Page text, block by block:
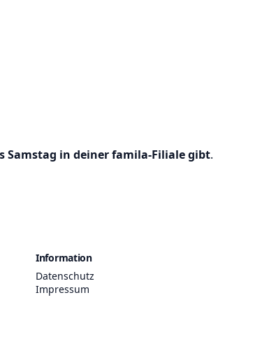
Samstag in deiner famila-Filiale gibt.
Information
Datenschutz
Impressum